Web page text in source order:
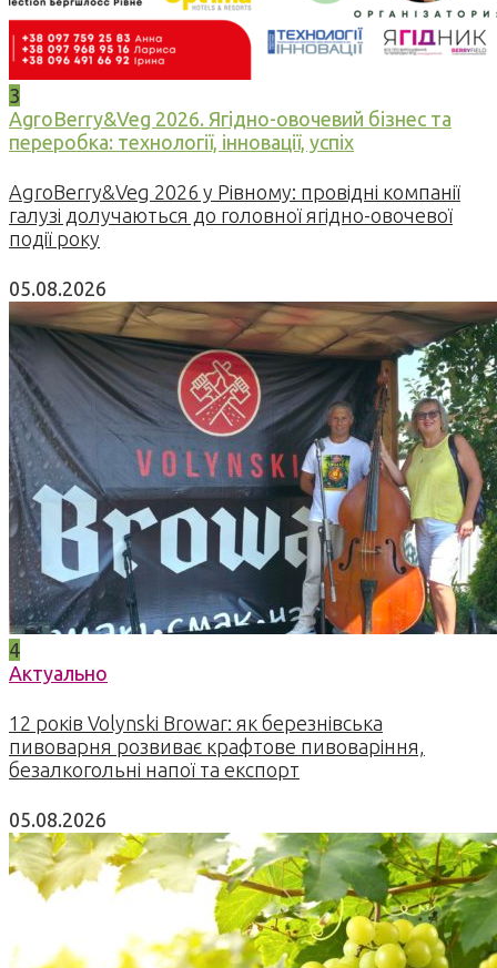
3
AgroBerry&Veg 2026. Ягідно-овочевий бізнес та
переробка: технології, інновації, успіх
AgroBerry&Veg 2026 у Рівному: провідні компанії
галузі долучаються до головної ягідно-овочевої
події року
05.08.2026
4
Актуально
12 років Volynski Browar: як березнівська
пивоварня розвиває крафтове пивоваріння,
безалкогольні напої та експорт
05.08.2026